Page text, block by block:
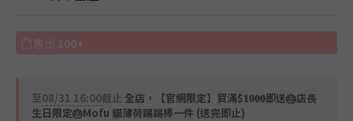
售出 100+
至08/31 16:00截止 全店，【官網限定】買滿$𝟏𝟎𝟎𝟎即送🎂店長
生日限定🎂Mofu 貓薄荷踢踢棒一件 (送完即止)